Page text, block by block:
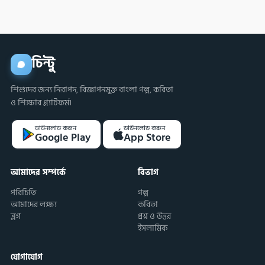
চিন্টু
শিশুদের জন্য নিরাপদ, বিজ্ঞাপনমুক্ত বাংলা গল্প, কবিতা
ও শিক্ষার প্ল্যাটফর্ম।
ডাউনলোড করুন
Google Play
ডাউনলোড করুন
App Store
আমাদের সম্পর্কে
পরিচিতি
আমাদের লক্ষ্য
ব্লগ
বিভাগ
গল্প
কবিতা
প্রশ্ন ও উত্তর
ইসলামিক
যোগাযোগ